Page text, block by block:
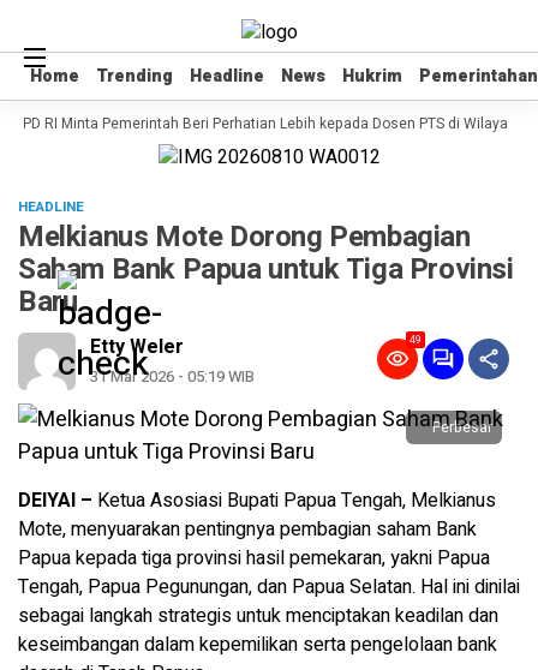
Home Trending Headline News Hukrim Pemerintahan
Home Trending Headline News Hukrim Pemerintahan
RI Minta Pemerintah Beri Perhatian Lebih kepada Dosen PTS di Wilayah 3T
HEADLINE
Melkianus Mote Dorong Pembagian
Saham Bank Papua untuk Tiga Provinsi
Baru
Etty Weler
31 Mar 2026 - 05:19 WIB
49
Perbesar
DEIYAI – Ketua Asosiasi Bupati Papua Tengah, Melkianus
Mote, menyuarakan pentingnya pembagian saham Bank
Papua kepada tiga provinsi hasil pemekaran, yakni Papua
Tengah, Papua Pegunungan, dan Papua Selatan. Hal ini dinilai
sebagai langkah strategis untuk menciptakan keadilan dan
keseimbangan dalam kepemilikan serta pengelolaan bank